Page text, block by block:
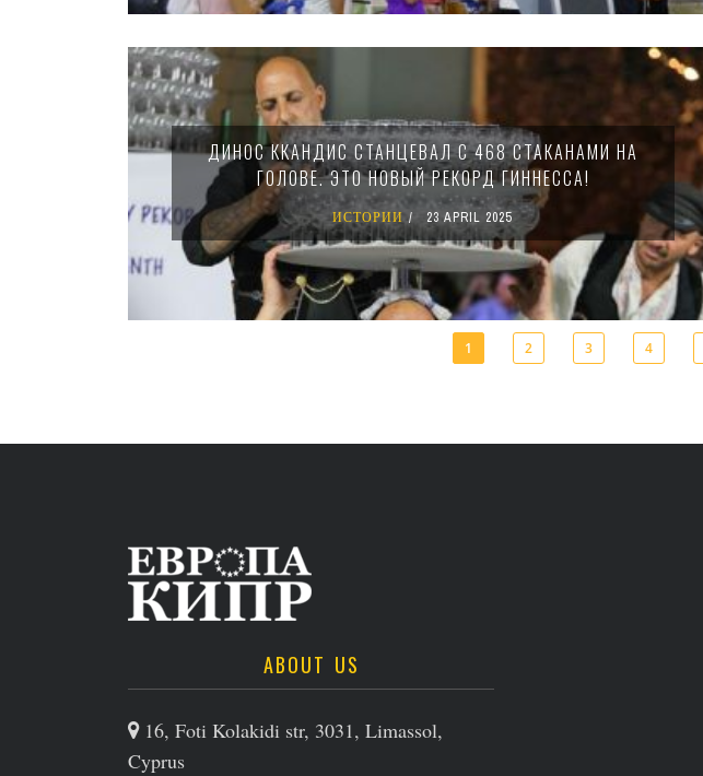
ДИНОС ККАНДИС СТАНЦЕВАЛ С 468 СТАКАНАМИ НА
ГОЛОВЕ. ЭТО НОВЫЙ РЕКОРД ГИННЕССА!
ИСТОРИИ 23 APRIL 2025
1 2 3 4
ABOUT US
16, Foti Kolakidi str, 3031, Limassol,
Cyprus